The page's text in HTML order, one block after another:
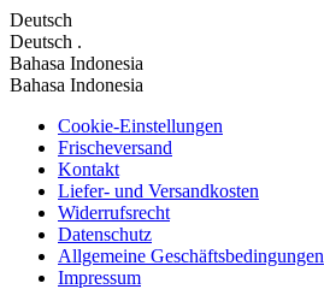
Deutsch
Deutsch .
Bahasa Indonesia
Bahasa Indonesia
Cookie-Einstellungen
Frischeversand
Kontakt
Liefer- und Versandkosten
Widerrufsrecht
Datenschutz
Allgemeine Geschäftsbedingungen
Impressum